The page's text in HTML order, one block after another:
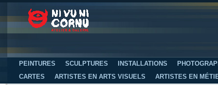
PEINTURES SCULPTURES INSTALLATIONS
CARTES
ARTISTES EN ARTS VISUELS ARTISTES EN